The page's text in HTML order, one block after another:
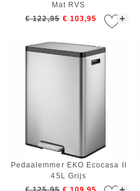
+
Mat RVS
€ 122,95 € 103,95
Pedaalemmer EKO Ecocasa II
45L Grijs